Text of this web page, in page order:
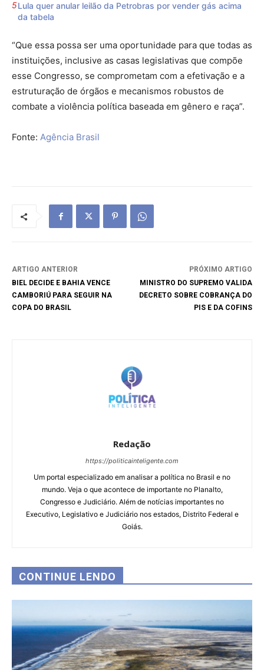
Lula quer anular leilão da Petrobras por vender gás acima
da tabela
“Que essa possa ser uma oportunidade para que todas as
instituições, inclusive as casas legislativas que compõe
esse Congresso, se comprometam com a efetivação e a
estruturação de órgãos e mecanismos robustos de
combate a violência política baseada em gênero e raça”.
Fonte: Agência Brasil
ARTIGO ANTERIOR
BIEL DECIDE E BAHIA VENCE
CAMBORIÚ PARA SEGUIR NA
COPA DO BRASIL
PRÓXIMO ARTIGO
MINISTRO DO SUPREMO VALIDA
DECRETO SOBRE COBRANÇA DO
PIS E DA COFINS
Redação
https://politicainteligente.com
Um portal especializado em analisar a política no Brasil e no
mundo. Veja o que acontece de importante no Planalto,
Congresso e Judiciário. Além de notícias importantes no
Executivo, Legislativo e Judiciário nos estados, Distrito Federal e
Goiás.
CONTINUE LENDO